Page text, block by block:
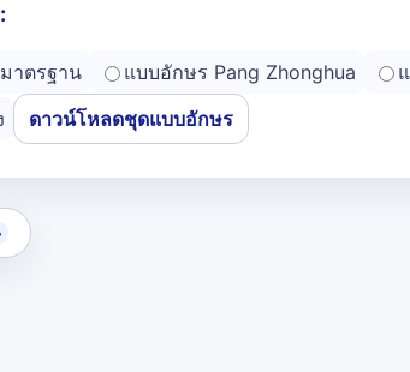
าตรฐาน แบบอักษร Pang Zhonghua
ดาวน์โหลดชุดแบบอักษร